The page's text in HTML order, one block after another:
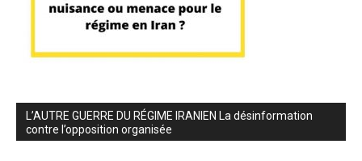
L’AUTRE GUERRE DU RÉGIME IRANIEN La désinformation
contre l’opposition organisée